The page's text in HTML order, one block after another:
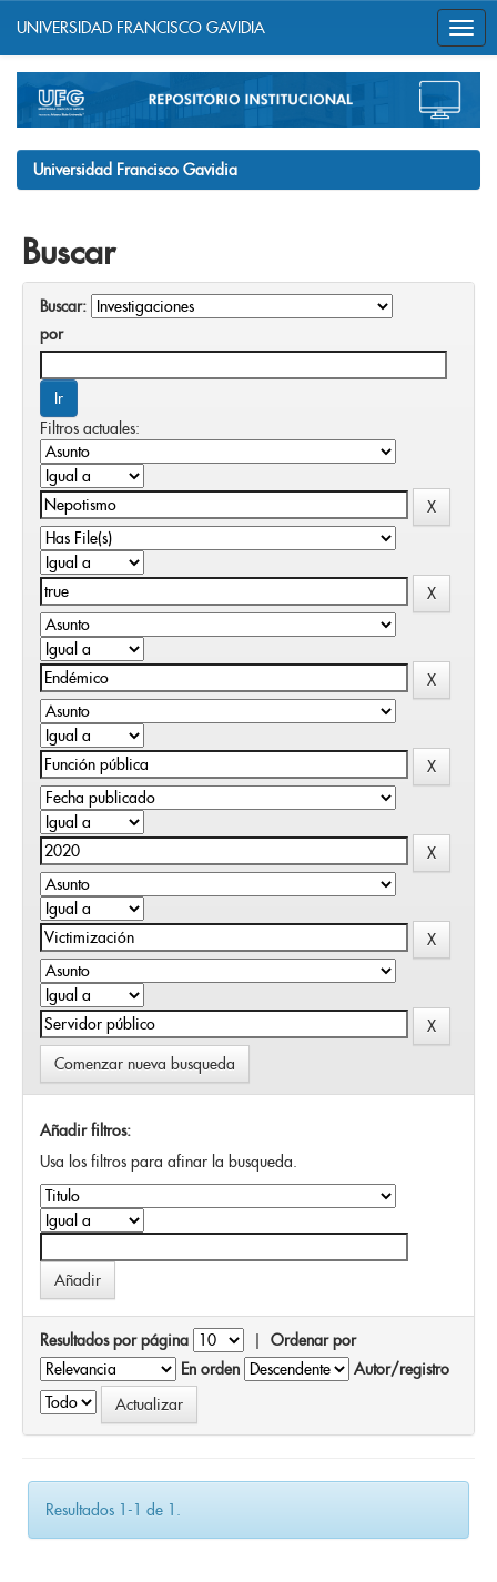
navigation
UNIVERSIDAD FRANCISCO GAVIDIA
Universidad Francisco Gavidia
Buscar
Buscar:
por
Filtros actuales:
Comenzar nueva busqueda
Añadir filtros:
Usa los filtros para afinar la busqueda.
Resultados por página | Ordenar por
En orden
Autor/registro
Resultados 1-1 de 1.